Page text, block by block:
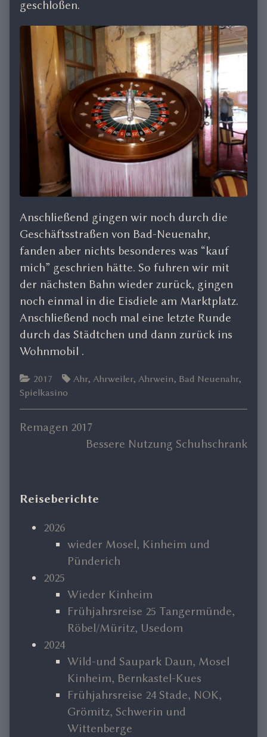
geschloßen.
Anschließend gingen wir noch durch die
Geschäftsstraßen von Bad-Neuenahr,
fanden aber nichts besonderes was “kauf
mich” geschrien hätte. So fuhren wir mit
der nächsten Bahn wieder zurück, gingen
noch einmal in die Eisdiele am Marktplatz.
Anschließend noch mal eine letzte Runde
durch das Städtchen und dann zurück ins
Wohnmobil .
Categories
2017 Tags
Ahr, Ahrweiler, Ahrwein, Bad Neuenahr,
Spielkasino
Beitragsnavigation
Previous
Remagen 2017
Next
Bessere Nutzung Schuhschrank
Primary
Sidebar
Reiseberichte
2026
wieder Mosel, Kinheim und
Pünderich
2025
Wieder Kinheim
Frühjahrsreise 25 Tangermünde,
Röbel/Müritz, Usedom
2024
Wild-und Saupark Daun, Mosel
Kinheim, Bernkastel-Kues
Frühjahrsreise 24 Stade, NOK,
Grömitz, Schwerin und
Wittenberge